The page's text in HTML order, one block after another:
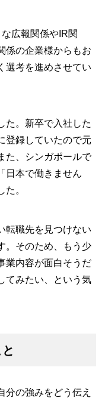
広報関係やIR関
係の企業様からもお
選考を進めさせてい
た。新卒で入社した
登録していたので元
た、シンガポールで
日本で働きません
。
転職先を見つけない
。そのため、もう少
業内容が面白そうだ
てみたい、という気
分の強みをどう伝え